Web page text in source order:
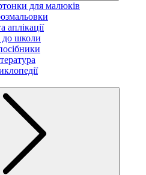
для малюків
аплікації
до школи